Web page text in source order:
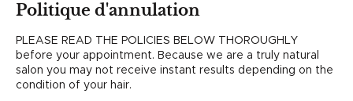
Politique d'annulation
PLEASE READ THE POLICIES BELOW THOROUGHLY
before your appointment. Because we are a truly natural
salon you may not receive instant results depending on the
condition of your hair.